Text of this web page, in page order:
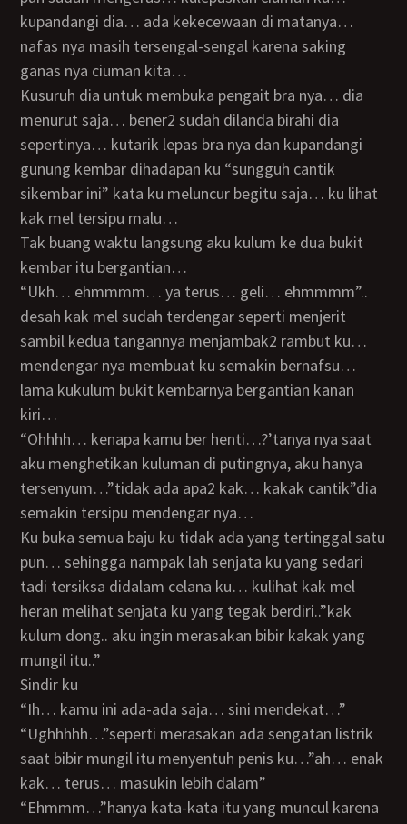
kupandangi dia… ada kekecewaan di matanya…
nafas nya masih tersengal-sengal karena saking
ganas nya ciuman kita…
Kusuruh dia untuk membuka pengait bra nya… dia
menurut saja… bener2 sudah dilanda birahi dia
sepertinya… kutarik lepas bra nya dan kupandangi
gunung kembar dihadapan ku “sungguh cantik
sikembar ini” kata ku meluncur begitu saja… ku lihat
kak mel tersipu malu…
Tak buang waktu langsung aku kulum ke dua bukit
kembar itu bergantian…
“ukh… ehmmmm… ya terus… geli… ehmmmm”..
desah kak mel sudah terdengar seperti menjerit
sambil kedua tangannya menjambak2 rambut ku…
mendengar nya membuat ku semakin bernafsu…
lama kukulum bukit kembarnya bergantian kanan
kiri…
“ohhhh… kenapa kamu ber henti…?’tanya nya saat
aku menghetikan kuluman di putingnya, aku hanya
tersenyum…”tidak ada apa2 kak… kakak cantik”dia
semakin tersipu mendengar nya…
Ku buka semua baju ku tidak ada yang tertinggal satu
pun… sehingga nampak lah senjata ku yang sedari
tadi tersiksa didalam celana ku… kulihat kak mel
heran melihat senjata ku yang tegak berdiri..”kak
kulum dong.. aku ingin merasakan bibir kakak yang
mungil itu..”
Sindir ku
“ih… kamu ini ada-ada saja… sini mendekat…”
“ughhhhh…”seperti merasakan ada sengatan listrik
saat bibir mungil itu menyentuh penis ku…”ah… enak
kak… terus… masukin lebih dalam”
“ehmmm…”hanya kata-kata itu yang muncul karena